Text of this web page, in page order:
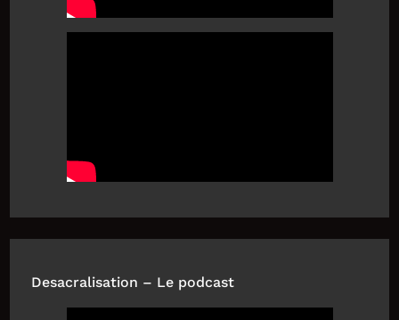
Desacralisation – Le podcast